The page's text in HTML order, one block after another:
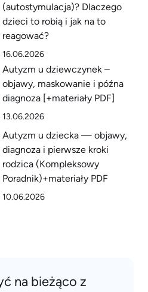
(autostymulacja)? Dlaczego
dzieci to robią i jak na to
reagować?
16.06.2026
Autyzm u dziewczynek –
objawy, maskowanie i późna
diagnoza [+materiały PDF]
13.06.2026
Autyzm u dziecka — objawy,
diagnoza i pierwsze kroki
rodzica (Kompleksowy
Poradnik)+materiały PDF
10.06.2026
na bieżąco z